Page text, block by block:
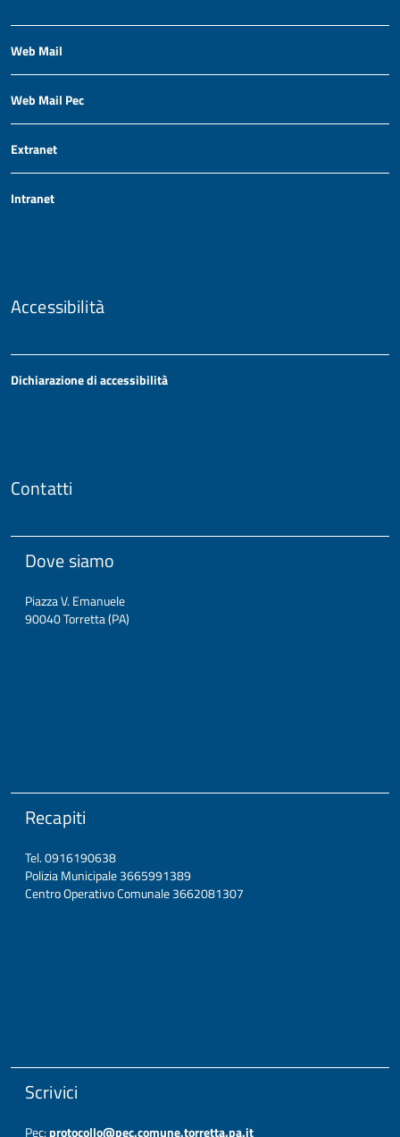
Web Mail
Web Mail Pec
Extranet
Intranet
Accessibilità
Dichiarazione di accessibilità
Contatti
Dove siamo
Piazza V. Emanuele
90040 Torretta (PA)
Recapiti
Tel. 0916190638
Polizia Municipale 3665991389
Centro Operativo Comunale 3662081307
Scrivici
Pec:protocollo@pec.comune.torretta.pa.it